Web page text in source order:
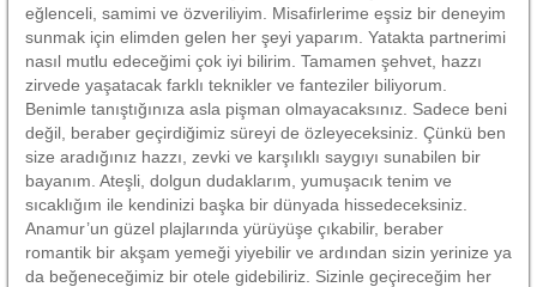
eğlenceli, samimi ve özveriliyim. Misafirlerime eşsiz bir deneyim
sunmak için elimden gelen her şeyi yaparım. Yatakta partnerimi
nasıl mutlu edeceğimi çok iyi bilirim. Tamamen şehvet, hazzı
zirvede yaşatacak farklı teknikler ve fanteziler biliyorum.
Benimle tanıştığınıza asla pişman olmayacaksınız. Sadece beni
değil, beraber geçirdiğimiz süreyi de özleyeceksiniz. Çünkü ben
size aradığınız hazzı, zevki ve karşılıklı saygıyı sunabilen bir
bayanım. Ateşli, dolgun dudaklarım, yumuşacık tenim ve
sıcaklığım ile kendinizi başka bir dünyada hissedeceksiniz.
Anamur’un güzel plajlarında yürüyüşe çıkabilir, beraber
romantik bir akşam yemeği yiyebilir ve ardından sizin yerinize ya
da beğeneceğimiz bir otele gidebiliriz. Sizinle geçireceğim her